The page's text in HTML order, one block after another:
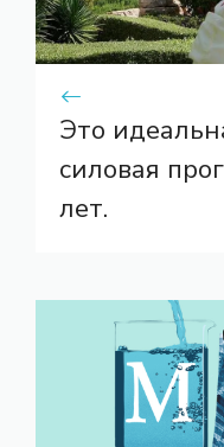
Это
силовая
лет.